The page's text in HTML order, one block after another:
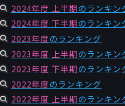
2024年度 上半期のランキン
2024年度 下半期のランキン
2023年度のランキング
2023年度 上半期のランキン
2023年度 下半期のランキン
2022年度のランキング
2022年度 上半期のランキン